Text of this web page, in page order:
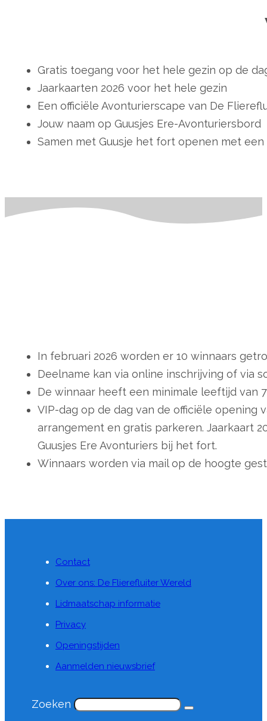
Gratis toegang voor het hele gezin op de
Jaarkaarten 2026 voor het hele gezin
Een officiële Avonturierscape van De
Jouw naam op Guusjes Ere-Avonturiersbord
Samen met Guusje het fort openen met
In februari 2026 worden er 10 winnaars
Deelname kan via online inschrijving of via
De winnaar heeft een minimale leeftijd van
VIP-dag op de dag van de officiële
arrangement en gratis parkeren. Jaarkaart
Guusjes Ere Avonturiers bij het fort.
Winnaars worden via mail op de hoogte
Contact
Over ons: De Flierefluiter Wereld
Lidmaatschap informatie
Privacy
Openingstijden
Aanmelden nieuwsbrief
Zoeken